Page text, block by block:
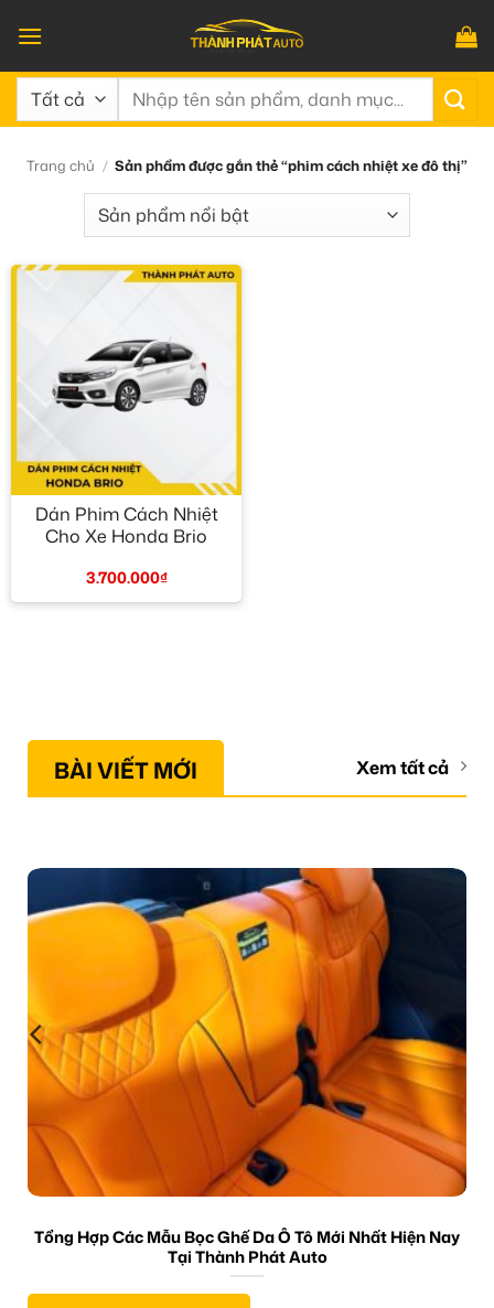
qua
nội
dung
Tìm
Trang chủ / Sản phẩm được gắn thẻ “phim cách nhiệt xe đô thị”
Dán Phim Cách Nhiệt
Cho Xe Honda Brio
3.700.000₫
BÀI VIẾT MỚI Xem tất cả
Tổng Hợp Các Mẫu Bọc Ghế Da Ô Tô Mới Nhất Hiện Nay
Tại Thành Phát Auto